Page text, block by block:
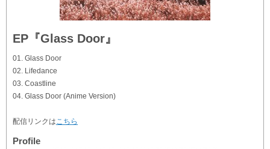
EP『Glass Door』
01. Glass Door
02. Lifedance
03. Coastline
04. Glass Door (Anime Version)
配信リンクは こちら
Profile